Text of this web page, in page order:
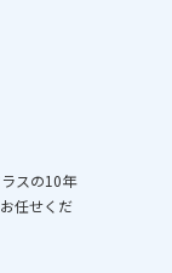
スの10年
任せくだ